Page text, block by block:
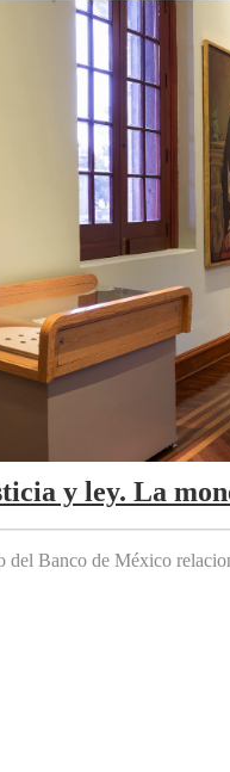
y ley. La
del Banco de México